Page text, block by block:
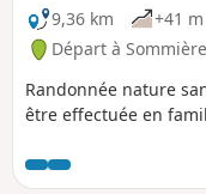
9,36 km
+41 m
Départ à
Randonnée nature
être effectuée en